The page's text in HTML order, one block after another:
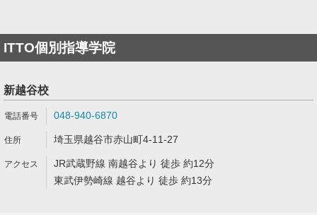
ITTO個別指導学院
新越谷校
048-940-6870
埼玉県越谷市赤山町4-11-27
JR武蔵野線 南越谷より 徒歩 約12分
東武伊勢崎線 越谷より 徒歩 約13分